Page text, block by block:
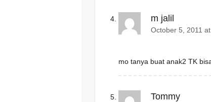
m jalil
October 5, 2011
mo tanya buat anak2 TK
Tommy